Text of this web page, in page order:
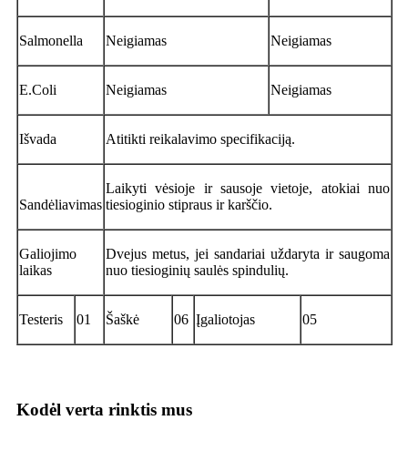
Salmonella Neigiamas Neigiamas
E.Coli Neigiamas Neigiamas
Išvada Atitikti reikalavimo specifikaciją.
Sandėliavimas
Laikyti vėsioje ir sausoje vietoje, atokiai nuo
tiesioginio stipraus ir karščio.
Galiojimo
laikas
Dvejus metus, jei sandariai uždaryta ir saugoma
nuo tiesioginių saulės spindulių.
Testeris 01 Šaškė 06 Įgaliotojas 05
Kodėl verta rinktis mus